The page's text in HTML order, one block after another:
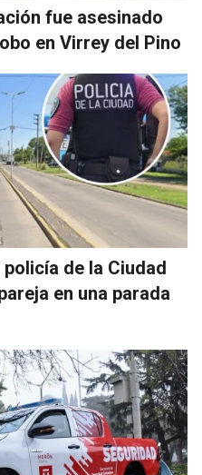
fue asesinado
en Virrey del Pino
de la Ciudad
en una parada